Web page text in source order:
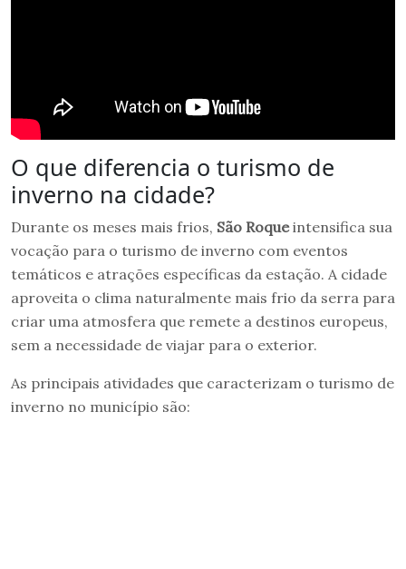
O que diferencia o turismo de
inverno na cidade?
Durante os meses mais frios, São Roqueintensifica sua
vocação para o turismo de inverno com eventos
temáticos e atrações específicas da estação. A cidade
aproveita o clima naturalmente mais frio da serra para
criar uma atmosfera que remete a destinos europeus,
sem a necessidade de viajar para o exterior.
As principais atividades que caracterizam o turismo de
inverno no município são: